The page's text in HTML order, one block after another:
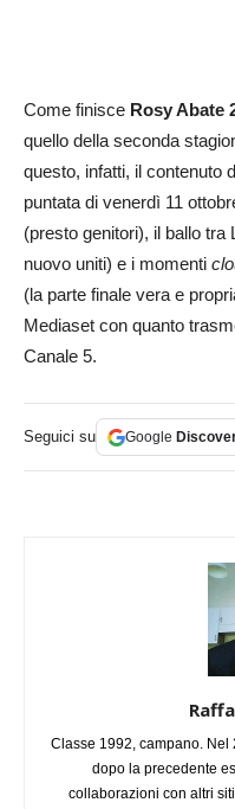
Come finisce Rosy Abate
quello della seconda
questo, infatti, il contenuto
puntata di venerdì 11
(presto genitori), il ballo
nuovo uniti) e i momenti
(la parte finale vera e
Mediaset con quanto
Canale 5.
Seguici su Google
Classe 1992, campano. Nel
dopo la precedente
collaborazioni con altri